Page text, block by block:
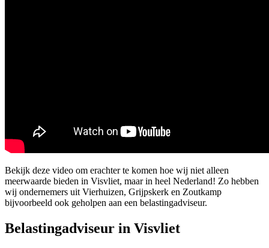
Bekijk deze video om erachter te komen hoe wij niet alleen
meerwaarde bieden in Visvliet, maar in heel Nederland! Zo hebben
wij ondernemers uit Vierhuizen, Grijpskerk en Zoutkamp
bijvoorbeeld ook geholpen aan een belastingadviseur.
Belastingadviseur in Visvliet